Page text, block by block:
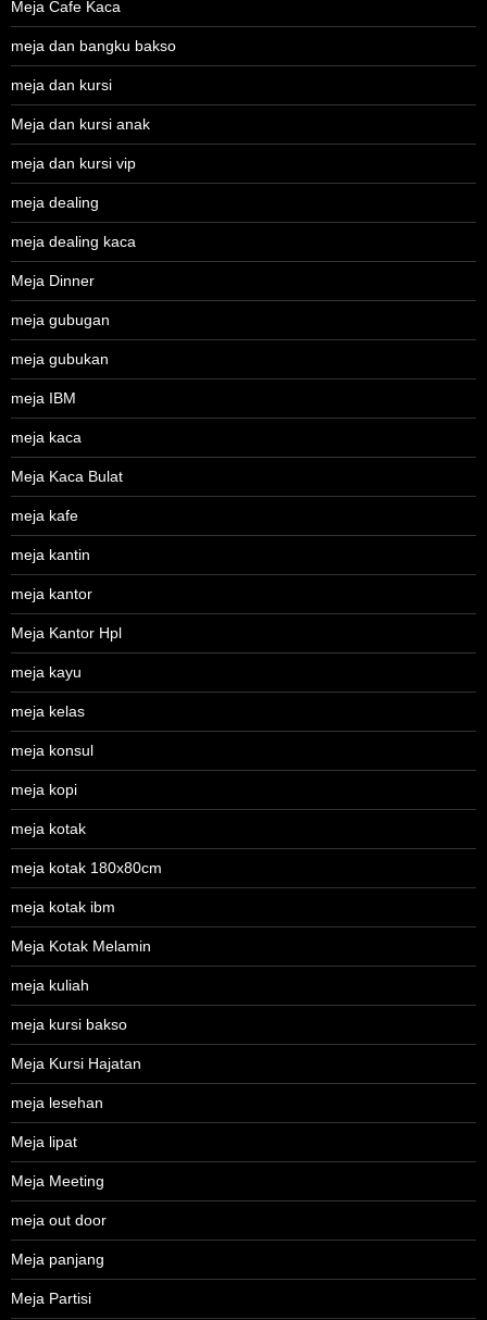
Meja Cafe Kaca
meja dan bangku bakso
meja dan kursi
Meja dan kursi anak
meja dan kursi vip
meja dealing
meja dealing kaca
Meja Dinner
meja gubugan
meja gubukan
meja IBM
meja kaca
Meja Kaca Bulat
meja kafe
meja kantin
meja kantor
Meja Kantor Hpl
meja kayu
meja kelas
meja konsul
meja kopi
meja kotak
meja kotak 180x80cm
meja kotak ibm
Meja Kotak Melamin
meja kuliah
meja kursi bakso
Meja Kursi Hajatan
meja lesehan
Meja lipat
Meja Meeting
meja out door
Meja panjang
Meja Partisi